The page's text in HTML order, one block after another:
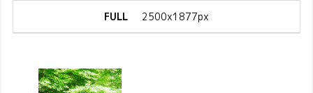
FULL 2500x1877px